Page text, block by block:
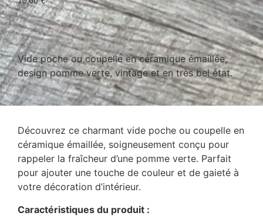
Vide poche ou coupelle en céramique émaillée,
design pomme verte, vintage et en très bel état.
Découvrez ce charmant vide poche ou coupelle en
céramique émaillée, soigneusement conçu pour
rappeler la fraîcheur d’une pomme verte. Parfait
pour ajouter une touche de couleur et de gaieté à
votre décoration d’intérieur.
Caractéristiques du produit :